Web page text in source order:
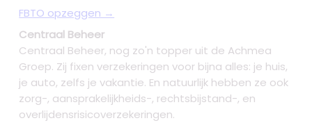
FBTO opzeggen →
Centraal Beheer
Centraal Beheer, nog zo'n topper uit de Achmea
Groep. Zij fixen verzekeringen voor bijna alles: je huis,
je auto, zelfs je vakantie. En natuurlijk hebben ze ook
zorg-, aansprakelijkheids-, rechtsbijstand-, en
overlijdensrisicoverzekeringen.